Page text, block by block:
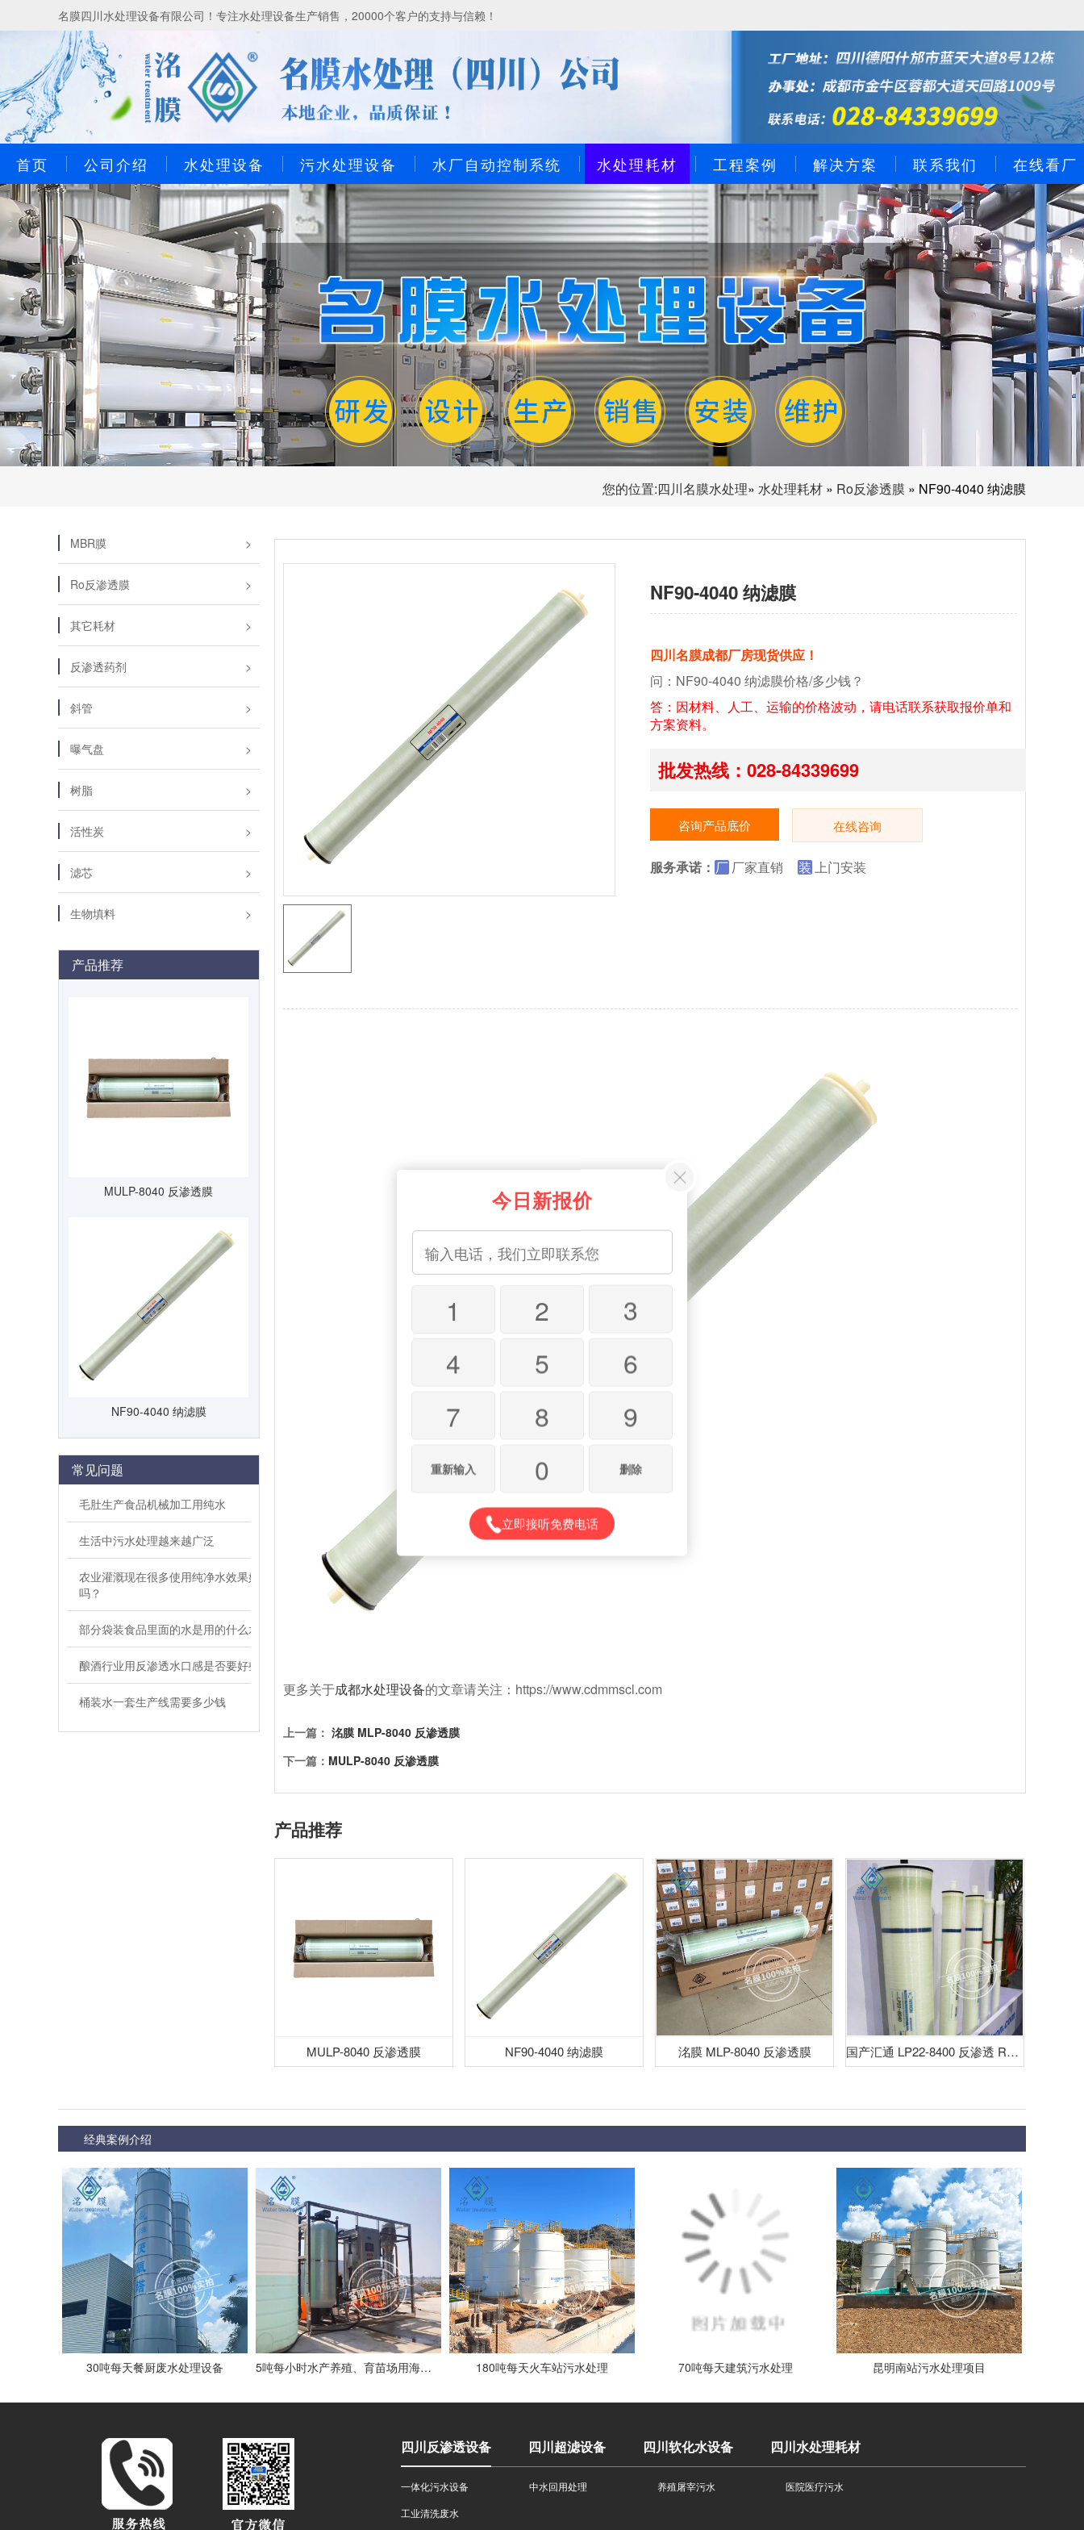
名膜四川水处理设备有限公司！专注水处理设备生产销售，20000个客户的支持与信赖！
首页 公司介绍 水处理设备 污水处理设备 水厂自动控制系统 水处理耗材 工程案例 解决方案 联系我们 在线看厂
您的位置:四川名膜水处理» 水处理耗材 » Ro反渗透膜 » NF90-4040 纳滤膜
MBR膜
Ro反渗透膜
其它耗材
反渗透药剂
斜管
曝气盘
树脂
活性炭
滤芯
生物填料
产品推荐
MULP-8040 反渗透膜
NF90-4040 纳滤膜
常见问题
毛肚生产食品机械加工用纯水
生活中污水处理越来越广泛
农业灌溉现在很多使用纯净水效果好
吗？
部分袋装食品里面的水是用的什么水
酿酒行业用反渗透水口感是否要好些
桶装水一套生产线需要多少钱
NF90-4040 纳滤膜
四川名膜成都厂房现货供应！
问：NF90-4040 纳滤膜价格/多少钱？
答：因材料、人工、运输的价格波动，请电话联系获取报价单和
方案资料。
批发热线：028-84339699
咨询产品底价 在线咨询
服务承诺： 厂 厂家直销 装 上门安装
更多关于成都水处理设备的文章请关注：https://www.cdmmscl.com
上一篇： 洺膜 MLP-8040 反渗透膜
下一篇： MULP-8040 反渗透膜
产品推荐
MULP-8040 反渗透膜 NF90-4040 纳滤膜 洺膜 MLP-8040 反渗透膜 国产汇通 LP22-8400 反渗透 RO 膜
经典案例介绍
30吨每天餐厨废水处理设备 5吨每小时水产养殖、育苗场用海水浓缩设备客户现场 180吨每天火车站污水处理 70吨每天建筑污水处理 昆明南站污水处理项目
四川反渗透设备 四川超滤设备 四川软化水设备 四川水处理耗材
一体化污水设备 中水回用处理 养殖屠宰污水
医院医疗污水
工业清洗废水
今日新报价
1 2
3
4
5
6
7
8 9
重新输入 0 删除
立即接听免费电话